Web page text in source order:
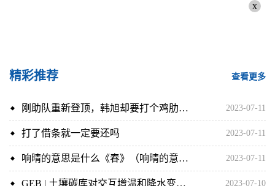
x
精彩推荐 查看更多
刚助队重新登顶，韩旭却要打个鸡肋赛事，WNBA历练的机会又没了？ 2023-07-11
打了借条就一定要还吗 2023-07-11
响晴的意思是什么《春》（响晴的意思是什么） 2023-07-11
GEB | 土壤碳库对交互增温和降水变化的响应：meta分析 2023-07-10